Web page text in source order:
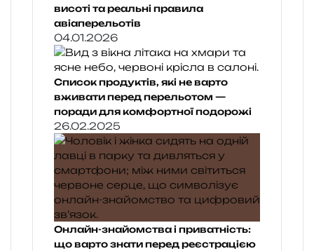
висоті та реальні правила
авіаперельотів
04.01.2026
Список продуктів, які не варто
вживати перед перельотом —
поради для комфортної подорожі
26.02.2025
Онлайн-знайомства і приватність:
що варто знати перед реєстрацією